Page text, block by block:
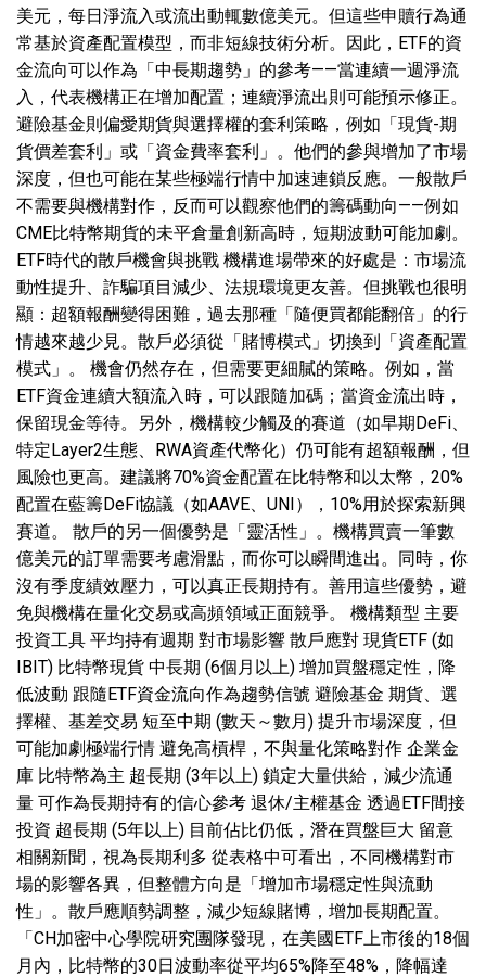
美元，每日淨流入或流出動輒數億美元。但這些申贖行為通
常基於資產配置模型，而非短線技術分析。因此，ETF的資
金流向可以作為「中長期趨勢」的參考——當連續一週淨流
入，代表機構正在增加配置；連續淨流出則可能預示修正。
避險基金則偏愛期貨與選擇權的套利策略，例如「現貨-期
貨價差套利」或「資金費率套利」。他們的參與增加了市場
深度，但也可能在某些極端行情中加速連鎖反應。一般散戶
不需要與機構對作，反而可以觀察他們的籌碼動向——例如
CME比特幣期貨的未平倉量創新高時，短期波動可能加劇。
ETF時代的散戶機會與挑戰 機構進場帶來的好處是：市場流
動性提升、詐騙項目減少、法規環境更友善。但挑戰也很明
顯：超額報酬變得困難，過去那種「隨便買都能翻倍」的行
情越來越少見。散戶必須從「賭博模式」切換到「資產配置
模式」。 機會仍然存在，但需要更細膩的策略。例如，當
ETF資金連續大額流入時，可以跟隨加碼；當資金流出時，
保留現金等待。另外，機構較少觸及的賽道（如早期DeFi、
特定Layer2生態、RWA資產代幣化）仍可能有超額報酬，但
風險也更高。建議將70%資金配置在比特幣和以太幣，20%
配置在藍籌DeFi協議（如AAVE、UNI），10%用於探索新興
賽道。 散戶的另一個優勢是「靈活性」。機構買賣一筆數
億美元的訂單需要考慮滑點，而你可以瞬間進出。同時，你
沒有季度績效壓力，可以真正長期持有。善用這些優勢，避
免與機構在量化交易或高頻領域正面競爭。 機構類型 主要
投資工具 平均持有週期 對市場影響 散戶應對 現貨ETF (如
IBIT) 比特幣現貨 中長期 (6個月以上) 增加買盤穩定性，降
低波動 跟隨ETF資金流向作為趨勢信號 避險基金 期貨、選
擇權、基差交易 短至中期 (數天～數月) 提升市場深度，但
可能加劇極端行情 避免高槓桿，不與量化策略對作 企業金
庫 比特幣為主 超長期 (3年以上) 鎖定大量供給，減少流通
量 可作為長期持有的信心參考 退休/主權基金 透過ETF間接
投資 超長期 (5年以上) 目前佔比仍低，潛在買盤巨大 留意
相關新聞，視為長期利多 從表格中可看出，不同機構對市
場的影響各異，但整體方向是「增加市場穩定性與流動
性」。散戶應順勢調整，減少短線賭博，增加長期配置。
「CH加密中心學院研究團隊發現，在美國ETF上市後的18個
月內，比特幣的30日波動率從平均65%降至48%，降幅達